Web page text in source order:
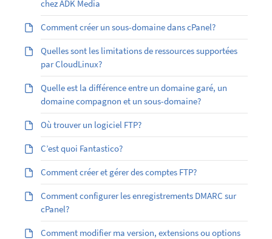
chez ADK Media
Comment créer un sous-domaine dans cPanel?
Quelles sont les limitations de ressources supportées
par CloudLinux?
Quelle est la différence entre un domaine garé, un
domaine compagnon et un sous-domaine?
Où trouver un logiciel FTP?
C’est quoi Fantastico?
Comment créer et gérer des comptes FTP?
Comment configurer les enregistrements DMARC sur
cPanel?
Comment modifier ma version, extensions ou options